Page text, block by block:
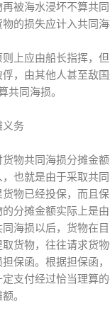
被海水浸坏不算共
的损失应计入共同海
上应由船长指挥，但
，由其他人甚至敌
共同海损。
义务
物共同海损分摊金
也就是由于采取共
物已经投保，而且
分摊金额实际上是
海损以后，货物在目
货物，往往请求货
保函。根据担保函
支付经过恰当理算
。